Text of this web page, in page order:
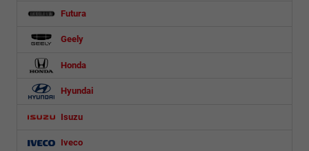
Futura
Geely
Honda
Hyundai
Isuzu
Iveco